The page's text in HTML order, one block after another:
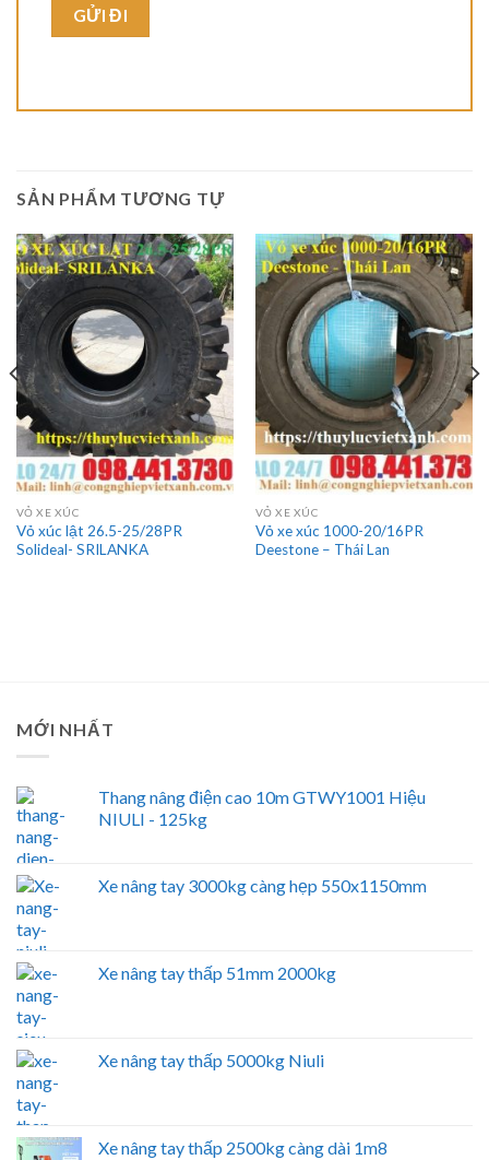
SẢN PHẨM TƯƠNG TỰ
VỎ XE XÚC
Vỏ xúc lật 26.5-25/28PR
Solideal- SRILANKA
VỎ XE XÚC
Vỏ xe xúc 1000-20/16PR
Deestone – Thái Lan
MỚI NHẤT
Thang nâng điện cao 10m GTWY1001 Hiệu
NIULI - 125kg
Xe nâng tay 3000kg càng hẹp 550x1150mm
Xe nâng tay thấp 51mm 2000kg
Xe nâng tay thấp 5000kg Niuli
Xe nâng tay thấp 2500kg càng dài 1m8